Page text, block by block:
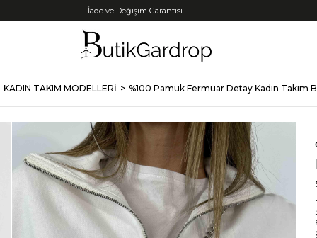
Tüm Kredi Kartlarına +12 Taksit İmkanı!
KADIN TAKIM MODELLERİ %100 Pamuk Fermuar Detay Kadın Takım